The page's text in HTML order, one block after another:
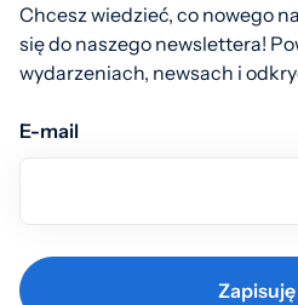
Chcesz wiedzieć, co nowego
się do naszego newslettera!
wydarzeniach, newsach i
E-mail
Zapisuję